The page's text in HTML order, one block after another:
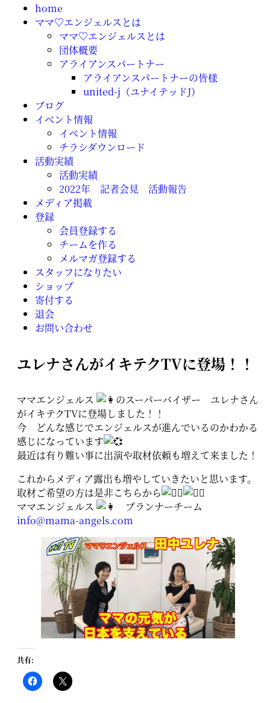
home
ママ♡エンジェルスとは
ママ♡エンジェルスとは
団体概要
アライアンスパートナー
アライアンスパートナーの皆様
united-j（ユナイテッドJ）
ブログ
イベント情報
イベント情報
チラシダウンロード
活動実績
活動実績
2022年 記者会見 活動報告
メディア掲載
登録
会員登録する
チームを作る
メルマガ登録する
スタッフになりたい
ショップ
寄付する
退会
お問い合わせ
ユレナさんがイキテクTVに登場！！
ママエンジェルス
のスーパーバイザー ユレナさん
がイキテクTVに登場しました！！
今 どんな感じでエンジェルスが進んでいるのかわかる
感じになっています
最近は有り難い事に出演や取材依頼も増えて来ました！
これからメディア露出も増やしていきたいと思います。
取材ご希望の方は是非こちらから
ママエンジェルス
プランナーチーム
info@mama-angels.com
共有: